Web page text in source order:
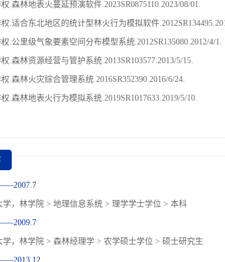
.森林地表火蔓延预演软件.2023SR0875110.2023/08/01.
.适合东北地区的统计型林火行为模拟软件
.公里级气象要素空间分布模型系统.2012SR135080.2012/4/1.
.森林资源经营与管护系统.2013SR103577.2013/5/15.
.森林火灾综合管理系统.2016SR352390.2016/6/24.
.森林地表火行为模拟系统.2019SR1017633.2019/5/10.
学，林学院 > 地理信息系统 > 理学学士学位 > 本科
学，林学院 > 森林经理学 > 农学硕士学位 > 硕士研究生